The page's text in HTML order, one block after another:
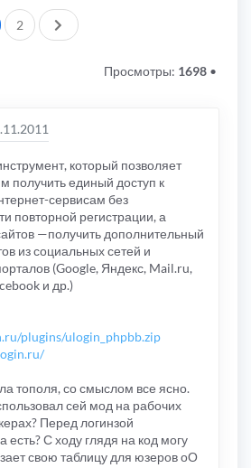
2 След.
Просмотры: 1698 •
который позволяет
получить единый доступ к
сервисам без
повторной регистрации, а
—получить дополнительный
из социальных сетей и
(Google, Яндекс, Mail.ru,
и др.)
plugins/ulogin_phpbb.zip
тополя, со смыслом все ясно.
сей мод на рабочих
Перед логинзой
есть? С ходу глядя на код могу
свою таблицу для юзеров оО